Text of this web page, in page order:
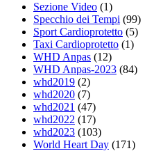
Sezione Video (1)
Specchio dei Tempi (99)
Sport Cardioprotetto (5)
Taxi Cardioprotetto (1)
WHD Anpas (12)
WHD Anpas-2023 (84)
whd2019 (2)
whd2020 (7)
whd2021 (47)
whd2022 (17)
whd2023 (103)
World Heart Day (171)